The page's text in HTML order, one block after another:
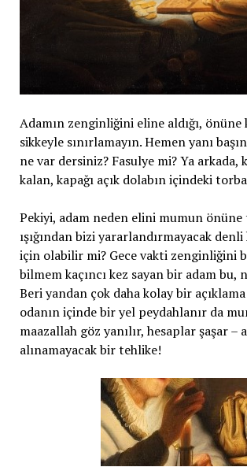
Adamın zenginliğini eline aldığı, önüne
sikkeyle sınırlamayın. Hemen yanı
ne var dersiniz? Fasulye mi? Ya arkada,
kalan, kapağı açık dolabın içindeki
Pekiyi, adam neden elini mumun
ışığından bizi yararlandırmayacak
için olabilir mi? Gece vakti zenginliğini
bilmem kaçıncı kez sayan bir adam bu,
Beri yandan çok daha kolay bir
odanın içinde bir yel peydahlanır da
maazallah göz yanılır, hesaplar şaşar –
alınamayacak bir tehlike!